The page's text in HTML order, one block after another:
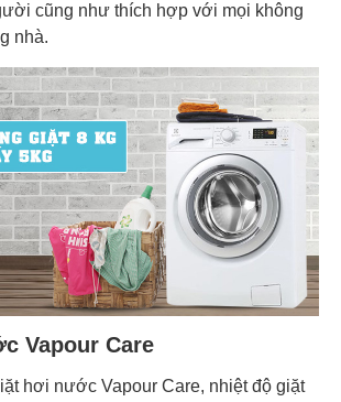
cũng như thích hợp với mọi không
nhà.
Vapour Care
hơi nước Vapour Care, nhiệt độ giặt